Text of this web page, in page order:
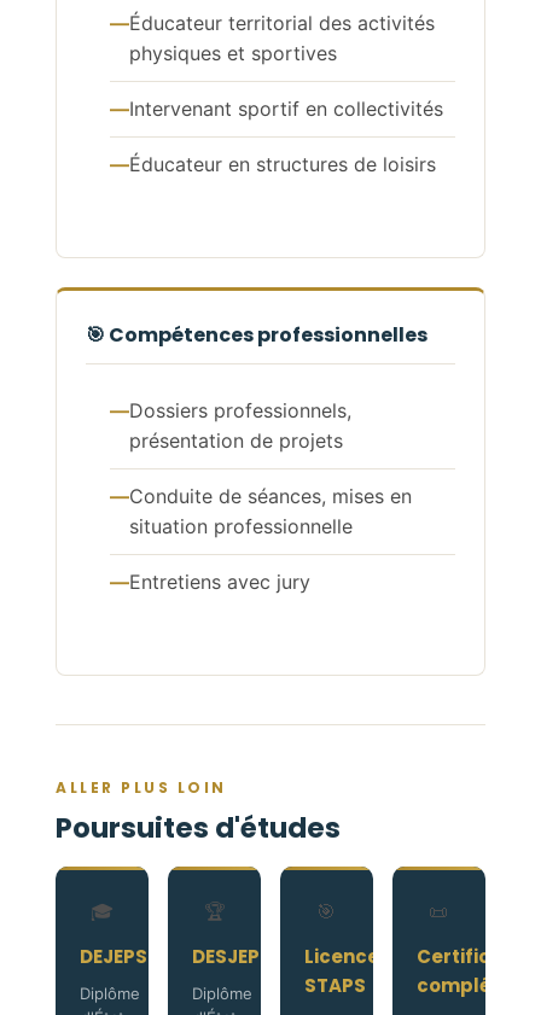
Éducateur territorial des activités
physiques et sportives
Intervenant sportif en collectivités
Éducateur en structures de loisirs
🎯 Compétences professionnelles
Dossiers professionnels,
présentation de projets
Conduite de séances, mises en
situation professionnelle
Entretiens avec jury
ALLER PLUS LOIN
Poursuites d'études
🎓
DEJEPS
Diplôme
🏆
DESJEPS
Diplôme
🎯
Licence
STAPS
📜